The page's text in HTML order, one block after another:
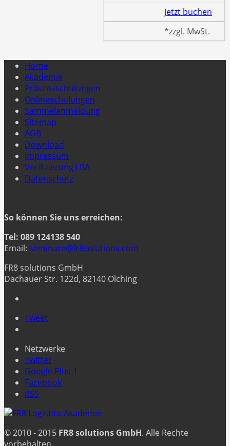
Jetzt buchen
*zzgl. MwSt.
Home
Akademie
Präsenzschulungen
Onlineschulungen
Sammelanmeldung
Sitemap
AGB
Download
Impressum
Verifizierung LBA
Datenschutz
So können Sie uns erreichen:
Tel: 089 124138 540
Email: seminare@fr8solutions.com
FR8 solutions GmbH
Dachauer Str. 122d, 82140 Olching
Tweet
Netzwerke
Twitter
Google Plus 1
Facebook
RSS
© 2010 - 2015 FR8 solutions GmbH. Alle Rechte